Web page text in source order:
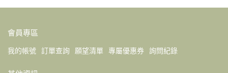
會員專區
我的帳號 訂單查詢 願望清單 專屬優惠券 詢問紀錄